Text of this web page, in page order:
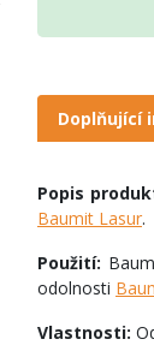
Doplňující
Popis
Baumit Lasur.
Použití:
odolnosti
Vlastnosti: